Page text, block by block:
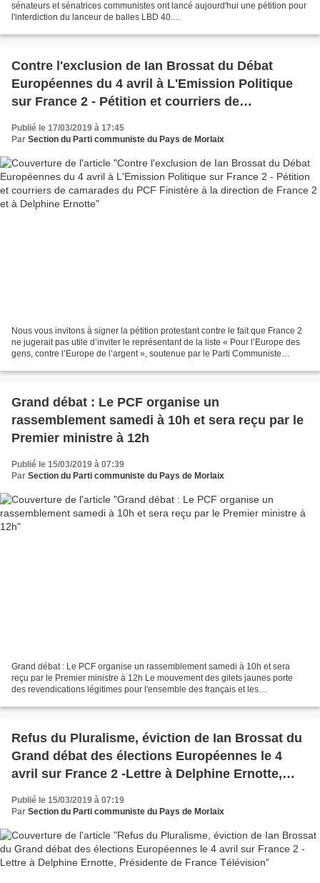
sénateurs et sénatrices communistes ont lancé aujourd'hui une pétition pour
l'interdiction du lanceur de balles LBD 40.
interdire-immédiatement-les-lbd)....
Contre l'exclusion de Ian Brossat du Débat
Européennes du 4 avril à L'Emission Politique
sur France 2 - Pétition et courriers de
camarades du PCF Finistère à la direction de
France 2 et à Delphine Ernotte
Publié le 17/03/2019 à 17:45
Par Section du Parti communiste du Pays de Morlaix
Nous vous invitons à signer la pétition protestant contre le fait que France 2
ne jugerait pas utile d’inviter le représentant de la liste « Pour l’Europe des
gens, contre l’Europe de l’argent », soutenue par le Parti Communiste
Grand débat : Le PCF organise un
rassemblement samedi à 10h et sera reçu par le
Premier ministre à 12h
Publié le 15/03/2019 à 07:39
Par Section du Parti communiste du Pays de Morlaix
Grand débat : Le PCF organise un rassemblement samedi à 10h et sera
reçu par le Premier ministre à 12h Le mouvement des gilets jaunes porte
des revendications légitimes pour l'ensemble des français et les
Refus du Pluralisme, éviction de Ian Brossat du
Grand débat des élections Européennes le 4
avril sur France 2 -Lettre à Delphine Ernotte,
Présidente de France Télévision
Publié le 15/03/2019 à 07:19
Par Section du Parti communiste du Pays de Morlaix